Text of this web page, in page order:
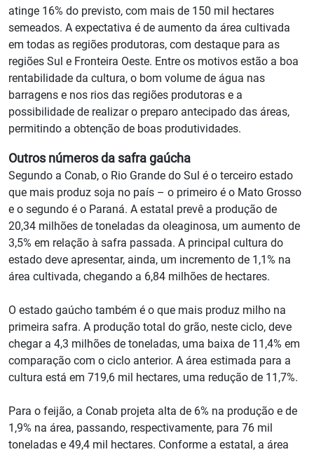
atinge 16% do previsto, com mais de 150 mil hectares
semeados. A expectativa é de aumento da área cultivada
em todas as regiões produtoras, com destaque para as
regiões Sul e Fronteira Oeste. Entre os motivos estão a boa
rentabilidade da cultura, o bom volume de água nas
barragens e nos rios das regiões produtoras e a
possibilidade de realizar o preparo antecipado das áreas,
permitindo a obtenção de boas produtividades.
Outros números da safra gaúcha
Segundo a Conab, o Rio Grande do Sul é o terceiro estado
que mais produz soja no país – o primeiro é o Mato Grosso
e o segundo é o Paraná. A estatal prevê a produção de
20,34 milhões de toneladas da oleaginosa, um aumento de
3,5% em relação à safra passada. A principal cultura do
estado deve apresentar, ainda, um incremento de 1,1% na
área cultivada, chegando a 6,84 milhões de hectares.
O estado gaúcho também é o que mais produz milho na
primeira safra. A produção total do grão, neste ciclo, deve
chegar a 4,3 milhões de toneladas, uma baixa de 11,4% em
comparação com o ciclo anterior. A área estimada para a
cultura está em 719,6 mil hectares, uma redução de 11,7%.
Para o feijão, a Conab projeta alta de 6% na produção e de
1,9% na área, passando, respectivamente, para 76 mil
toneladas e 49,4 mil hectares. Conforme a estatal, a área